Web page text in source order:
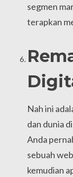
segmen
terapkan
Nah ini
dan dunia
Anda
sebuah
kemudian